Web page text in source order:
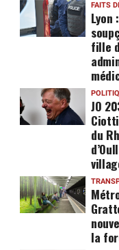
FAITS
Lyon
fille
JO
du
la